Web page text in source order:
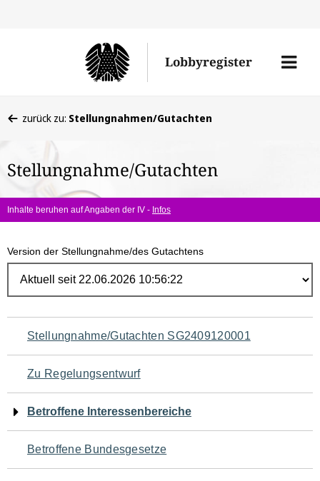
Lobbyregister
Menü
befinden
hier:
zurück zu: Stellungnahmen/Gutachten
Stellungnahme/Gutachten
Inhalte beruhen auf Angaben der IV - Infos
Version der Stellungnahme/des Gutachtens
Navigation
für
den
Seiteninhalt
Stellungnahme/Gutachten SG2409120001
Zu Regelungsentwurf
Betroffene Interessenbereiche
Betroffene Bundesgesetze